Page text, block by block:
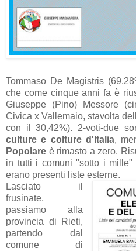
Tommaso De Magistris
che come cinque anni fa è
Giuseppe (Pino) Messore
Civica x Vallemaio, stavolta
con il 30,42%). 2-voti-due
culture e colture d'Italia,
Popolare è rimasto a zero.
in tutti i comuni "sotto i
erano presenti liste esterne.
Lasciato il
frusinate,
passiamo alla
provincia di Rieti,
partendo dal
comune di